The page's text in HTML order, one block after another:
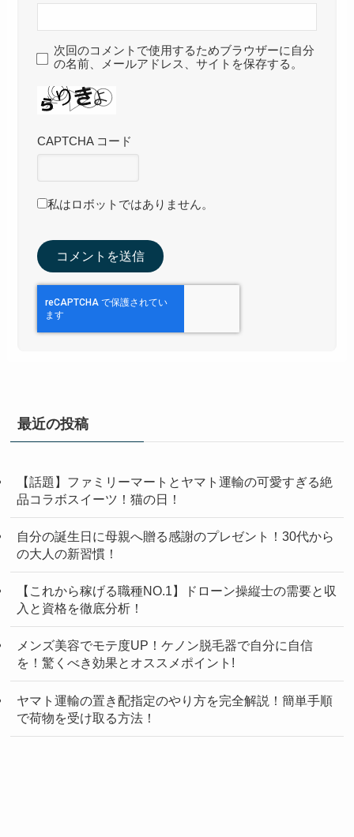
次回のコメントで使用するためブラウザーに自分
の名前、メールアドレス、サイトを保存する。
CAPTCHA コード
私はロボットではありません。
最近の投稿
【話題】ファミリーマートとヤマト運輸の可愛すぎる絶
品コラボスイーツ！猫の日！
自分の誕生日に母親へ贈る感謝のプレゼント！30代から
の大人の新習慣！
【これから稼げる職種NO.1】ドローン操縦士の需要と収
入と資格を徹底分析！
メンズ美容でモテ度UP！ケノン脱毛器で自分に自信
を！驚くべき効果とオススメポイント!
ヤマト運輸の置き配指定のやり方を完全解説！簡単手順
で荷物を受け取る方法！